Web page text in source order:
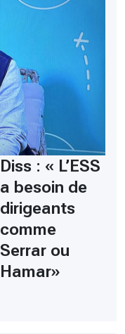
Diss : « L’ESS
a besoin de
dirigeants
comme
Serrar ou
Hamar»